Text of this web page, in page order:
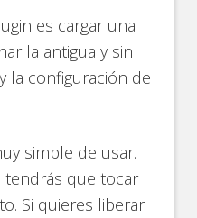
es cargar una
la antigua y sin
la configuración de
simple de usar.
tendrás que tocar
Si quieres liberar